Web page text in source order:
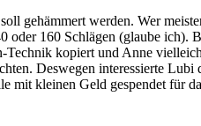
gehämmert werden. Wer
oder 160 Schlägen (glaube
kopiert und Anne
Deswegen interessierte
mit kleinen Geld gespendet für